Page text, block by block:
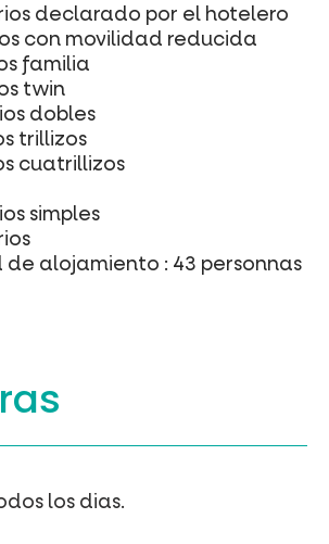
declarado por el hotelero
con movilidad reducida
familia
twin
dobles
trillizos
cuatrillizos
simples
alojamiento : 43 personnas
los dias.